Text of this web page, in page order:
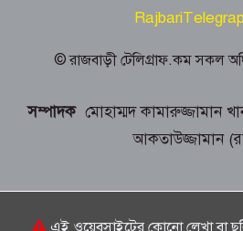
মাসেই ধস,
৭৬ বছর ধরে বিনা
রুস্তম ফকির,
© রাজবাড়ী টেলিগ্রাফ.কম সকল
সম্পাদক মোহাম্মদ কামারুজ্জামান
আকতাউজ্জামান
এই ওয়েবসাইটের কোনো লেখা বা